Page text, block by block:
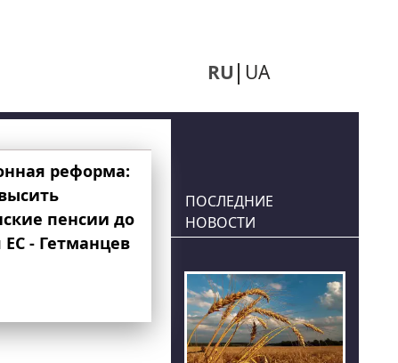
RU UA
реформа:
пенсии до
ЕС - Гетманцев
ПОСЛЕДНИЕ
НОВОСТИ